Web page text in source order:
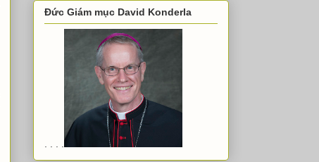
Đức Giám mục David Konderla
. . . .